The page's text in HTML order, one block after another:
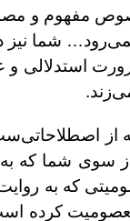
خصوص مفهوم
شما
استدلالی و
سوی شما که
که به روایت
کرده